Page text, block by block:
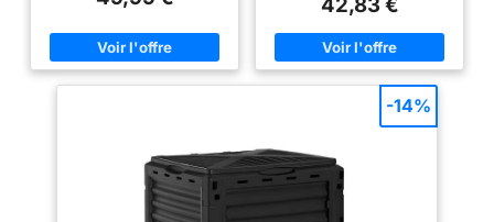
une ouverture spéciale se
trouvant au bas du composteur.
EFFICACE : Notre bac à
plus, des trous d'air à la
surface du composteur peuvent
permettre à l'air de pénétrer, ce
qui est plus propice à une
facilement, pour une utilisation
pratique et sans effort Capacité
généreuse: Avec une
contenance de 300 litres, ce
optimale pour une utilisation
quotidienne, tout en restant
discret dans votre jardin, pour
une intégration parfaite Système
thermique intelligent: Sa couleur
noire permet un développement
thermique optimal à l'intérieur
42,83 €
-14%